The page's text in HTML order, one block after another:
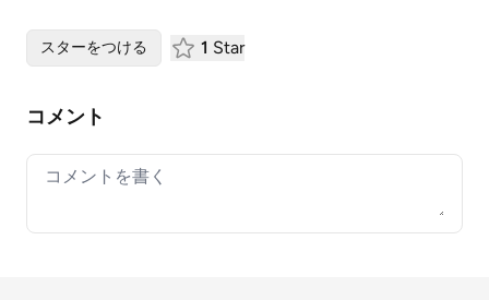
スターをつける 1 Star
コメント
Your comment